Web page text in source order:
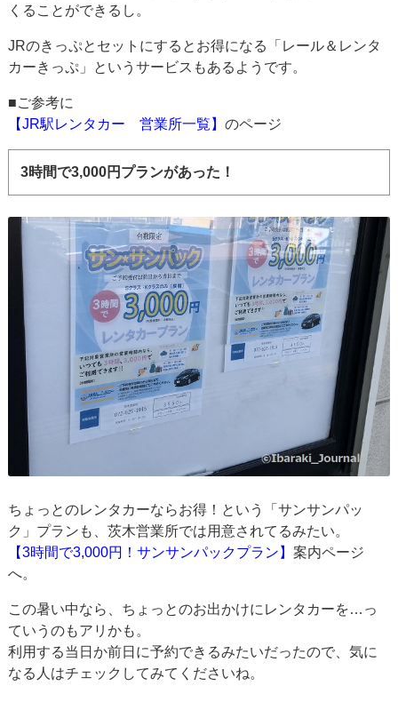
くることができるし。
JRのきっぷとセットにするとお得になる「レール＆レンタ
カーきっぷ」というサービスもあるようです。
■ご参考に
【JR駅レンタカー 営業所一覧】のページ
3時間で3,000円プランがあった！
ちょっとのレンタカーならお得！という「サンサンパッ
ク」プランも、茨木営業所では用意されてるみたい。
【3時間で3,000円！サンサンパックプラン】案内ページ
へ。
この暑い中なら、ちょっとのお出かけにレンタカーを…っ
ていうのもアリかも。
利用する当日か前日に予約できるみたいだったので、気に
なる人はチェックしてみてくださいね。